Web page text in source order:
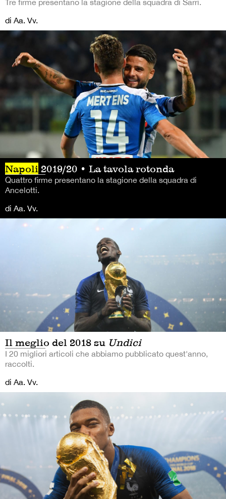
Tre firme presentano la stagione della squadra di Sarri.
di Aa. Vv.
Napoli 2019/20 • La tavola rotonda
Quattro firme presentano la stagione della squadra di
Ancelotti.
di Aa. Vv.
Il meglio del 2018 su Undici
I 20 migliori articoli che abbiamo pubblicato quest'anno,
raccolti.
di Aa. Vv.